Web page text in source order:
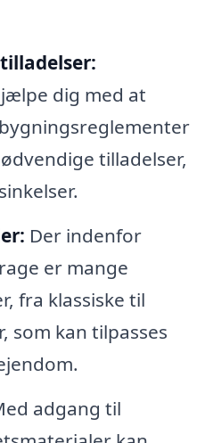
dig med at
tilladelser,
Der indenfor
er mange
fra klassiske til
som kan tilpasses
adgang til